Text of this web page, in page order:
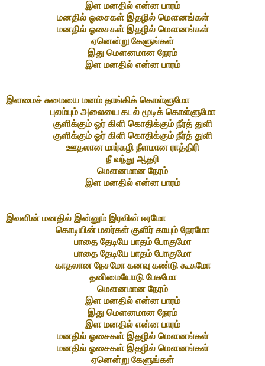
இள மனதில் என்ன பாரம்
மனதில் ஓசைகள் இதழில் மௌனங்கள்
மனதில் ஓசைகள் இதழில் மௌனங்கள்
ஏனென்று கேளுங்கள்
இது மௌனமான நேரம்
இள மனதில் என்ன பாரம்
இளமைச் சுமையை மனம் தாங்கிக் கொள்ளுமோ
புலம்பும் அலையை கடல் மூடிக் கொள்ளுமோ
குளிக்கும் ஓர் கிளி கொதிக்கும் நீர்த் துளி
குளிக்கும் ஓர் கிளி கொதிக்கும் நீர்த் துளி
ஊதலான மார்கழி நீளமான ராத்திரி
நீ வந்து ஆதரி
மௌனமான நேரம்
இள மனதில் என்ன பாரம்
இவளின் மனதில் இன்னும் இரவின் ஈரமோ
கொடியின் மலர்கள் குளிர் காயும் நேரமோ
பாதை தேடியே பாதம் போகுமோ
பாதை தேடியே பாதம் போகுமோ
காதலான நேசமோ கனவு கண்டு கூசுமோ
தனிமையோடு பேசுமோ
மௌனமான நேரம்
இள மனதில் என்ன பாரம்
இது மௌனமான நேரம்
இள மனதில் என்ன பாரம்
மனதில் ஓசைகள் இதழில் மௌனங்கள்
மனதில் ஓசைகள் இதழில் மௌனங்கள்
ஏனென்று கேளுங்கள்